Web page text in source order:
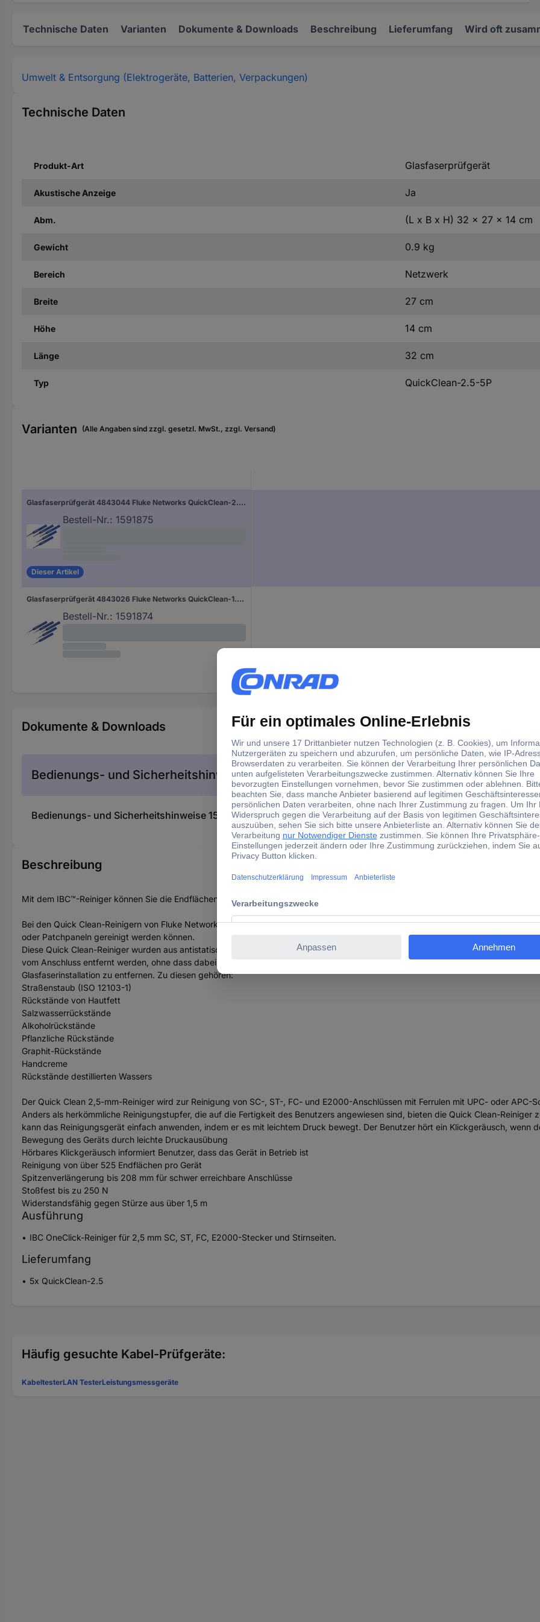
Technische Daten Varianten Dokumente & Downloads Beschreibung Lieferumfang Wird oft
Umwelt & Entsorgung (Elektrogeräte, Batterien, Verpackungen)
Technische Daten
Produkt-Art Glasfaserprüfgerät
Akustische Anzeige Ja
Abm. (L x B x H) 32 x 27 x 14 cm
Gewicht 0.9 kg
Bereich Netzwerk
Breite 27 cm
Höhe 14 cm
Länge 32 cm
Typ QuickClean-2.5-5P
Varianten (Alle Angaben sind zzgl. gesetzl. MwSt., zzgl. Versand)
Glasfaserprüfgerät 4843044 Fluke Networks QuickClean-2.5-5P Netzwerk
Bestell-Nr.: 1591875
Dieser Artikel
Glasfaserprüfgerät 4843026 Fluke Networks QuickClean-1.25-5P Netzwerk
Bestell-Nr.: 1591874
Dokumente & Downloads
Bedienungs- und Sicherheitshinweise
Bedienungs- und Sicherheitshinweise 1591875 Glasfaserprüfgerät 4843044 Fluke Networks QuickClean-2.5-
Beschreibung
Mit dem IBC™-Reiniger können Sie die Endflächen von Glasfaseranschlüssen schnell und ohne Schulung mechanisch reinigen.
Bei den Quick Clean-Reinigern von Fluke Networks handelt es sich um eine Reihe von mechanischen Reinigungsgeräten, mit
oder Patchpaneln gereinigt werden können.
Diese Quick Clean-Reiniger wurden aus antistatischem Material geformt und verwenden eine neuartige Litze zur
vom Anschluss entfernt werden, ohne dass dabei die Endflächen beschädigt werden. Diese Geräte sind besonders effektiv, wenn
Glasfaserinstallation zu entfernen. Zu diesen gehören:
Straßenstaub (ISO 12103-1)
Rückstände von Hautfett
Salzwasserrückstände
Alkoholrückstände
Pflanzliche Rückstände
Graphit-Rückstände
Handcreme
Rückstände destillierten Wassers
Der Quick Clean 2,5-mm-Reiniger wird zur Reinigung von SC-, ST-, FC- und E2000-Anschlüssen mit Ferrulen mit UPC- oder APC-
Anders als herkömmliche Reinigungstupfer, die auf die Fertigkeit des Benutzers angewiesen sind, bieten die Quick Clean-Reiniger
kann das Reinigungsgerät einfach anwenden, indem er es mit leichtem Druck bewegt. Der Benutzer hört ein Klickgeräusch, wenn
Bewegung des Geräts durch leichte Druckausübung
Hörbares Klickgeräusch informiert Benutzer, dass das Gerät in Betrieb ist
Reinigung von über 525 Endflächen pro Gerät
Spitzenverlängerung bis 208 mm für schwer erreichbare Anschlüsse
Stoßfest bis zu 250 N
Widerstandsfähig gegen Stürze aus über 1,5 m
Ausführung
IBC OneClick-Reiniger für 2,5 mm SC, ST, FC, E2000-Stecker und Stirnseiten.
Lieferumfang
5x QuickClean-2.5
Häufig gesuchte Kabel-Prüfgeräte:
KabeltesterLAN TesterLeistungsmessgeräte